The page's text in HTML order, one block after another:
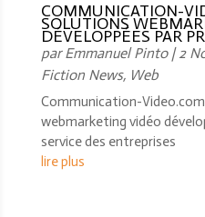
COMMUNICATION-
SOLUTIONS
DÉVELOPPÉES PAR
parEmmanuel Pinto|2
Fiction News, Web
Communication-
webmarketing vidéo
service des entreprises
lire plus